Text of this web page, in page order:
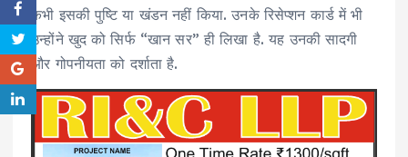
कभी इसकी पुष्टि या खंडन नहीं किया. उनके रिसेप्शन कार्ड में भी
उन्होंने खुद को सिर्फ “खान सर” ही लिखा है. यह उनकी सादगी
और गोपनीयता को दर्शाता है.